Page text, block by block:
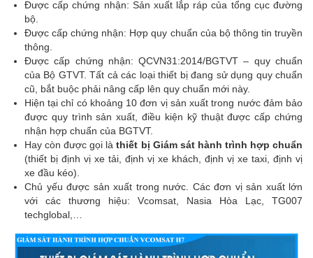
Được cấp chứng nhận: Sản xuất lắp ráp của tổng cục đường
bộ.
Được cấp chứng nhận: Hợp quy chuẩn của bộ thông tin truyền
thông.
Được cấp chứng nhận: QCVN31:2014/BGTVT – quy chuẩn
của Bộ GTVT. Tất cả các loại thiết bị đang sử dụng quy chuẩn
cũ, bắt buộc phải nâng cấp lên quy chuẩn mới này.
Hiện tại chỉ có khoảng 10 đơn vị sản xuất trong nước đảm bảo
được quy trình sản xuất, điều kiện kỹ thuật được cấp chứng
nhận hợp chuẩn của BGTVT.
Hay còn được gọi làthiết bị Giám sát hành trình hợp chuẩn
(thiết bị định vị xe tải, định vị xe khách, định vị xe taxi, định vị
xe đầu kéo).
Chủ yếu được sản xuất trong nước. Các đơn vị sản xuất lớn
với các thương hiệu: Vcomsat, Nasia Hòa Lạc, TG007
techglobal,…